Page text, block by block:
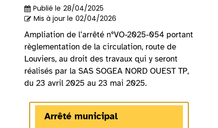
Publié le 28/04/2025
Mis à jour le 02/04/2026
Ampliation de l’arrêté n°VO-2025-054 portant
règlementation de la circulation, route de
Louviers, au droit des travaux qui y seront
réalisés par la SAS SOGEA NORD OUEST TP,
du 23 avril 2025 au 23 mai 2025.
Arrêté municipal